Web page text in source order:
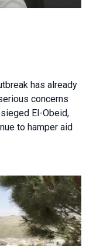
has already
concerns
El-Obeid,
to hamper aid